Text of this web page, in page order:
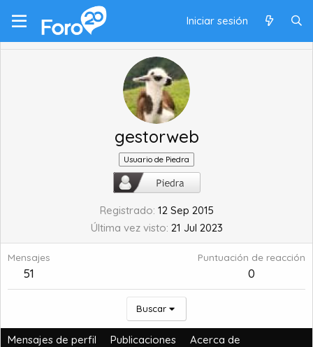
Iniciar sesión
gestorweb
Usuario de Piedra
Registrado 12 Sep 2015
Última vez visto 21 Jul 2023
Mensajes
51
Puntuación de reacción
0
Buscar
Mensajes de perfil Publicaciones Acerca de